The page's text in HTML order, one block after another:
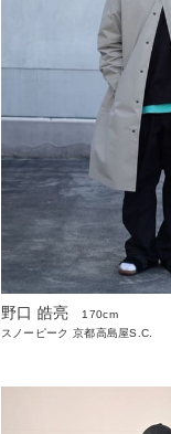
野口 皓亮
170cm
スノーピーク 京都高島屋S.C.